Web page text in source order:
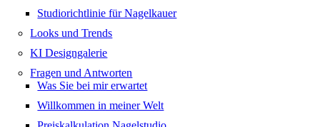
Studiorichtlinie für Nagelkauer
Looks und Trends
KI Designgalerie
Fragen und Antworten
Was Sie bei mir erwartet
Willkommen in meiner Welt